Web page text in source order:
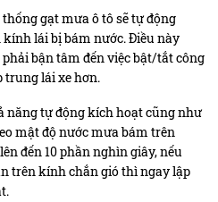
gạt mưa ô tô sẽ tự động
lái bị bám nước. Điều này
bận tâm đến việc bật/tắt công
trung lái xe hơn.
năng tự động kích hoạt cũng như
mật độ nước mưa bám trên
đến 10 phần nghìn giây, nếu
trên kính chắn gió thì ngay lập